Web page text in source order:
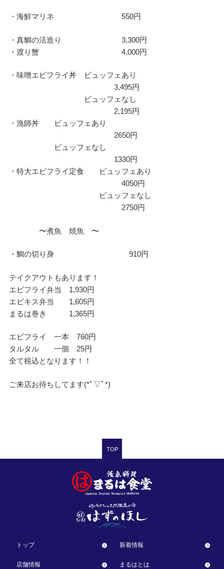
・海鮮マリネ 550円
・真鯛の活造り 3,300円
・渡り蟹 4,000円
・味噌エビフライ丼 ビュッフェあり
3,495円
ビュッフェなし
2,195円
・漁師丼 ビュッフェあり
2650円
ビュッフェなし
1330円
・特大エビフライ定食 ビュッフェあり
4050円
ビュッフェなし
2750円
〜煮魚 焼魚 〜
・鯛の切り身 910円
テイクアウトもあります！
エビフライ弁当 1,930円
エビキス弁当 1,605円
まるは巻き 1,365円
エビフライ 一本 760円
タルタル 一個 25円
全て税込となります！！
ご来店お待ちしてます(*ﾟ▽ﾟ*)
TOP
トップ 新着情報
店舗情報 まるはとは